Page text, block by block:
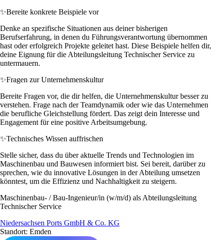
✨Bereite konkrete Beispiele vor
Denke an spezifische Situationen aus deiner bisherigen
Berufserfahrung, in denen du Führungsverantwortung übernommen
hast oder erfolgreich Projekte geleitet hast. Diese Beispiele helfen dir,
deine Eignung für die Abteilungsleitung Technischer Service zu
untermauern.
✨Fragen zur Unternehmenskultur
Bereite Fragen vor, die dir helfen, die Unternehmenskultur besser zu
verstehen. Frage nach der Teamdynamik oder wie das Unternehmen
die berufliche Gleichstellung fördert. Das zeigt dein Interesse und
Engagement für eine positive Arbeitsumgebung.
✨Technisches Wissen auffrischen
Stelle sicher, dass du über aktuelle Trends und Technologien im
Maschinenbau und Bauwesen informiert bist. Sei bereit, darüber zu
sprechen, wie du innovative Lösungen in der Abteilung umsetzen
könntest, um die Effizienz und Nachhaltigkeit zu steigern.
Maschinenbau- / Bau-Ingenieur/in (w/m/d) als Abteilungsleitung
Technischer Service
Niedersachsen Ports GmbH & Co. KG
Standort: Emden